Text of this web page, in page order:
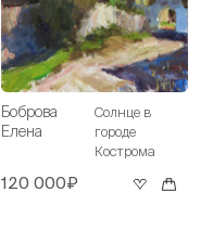
Боброва
Елена
Солнце в
городе
Кострома
120 000₽